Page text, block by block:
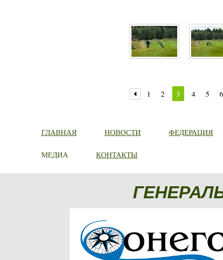
1 2 3 4 5 6
ГЛАВНАЯ НОВОСТИ ФЕДЕРАЦИЯ
МЕДИА КОНТАКТЫ